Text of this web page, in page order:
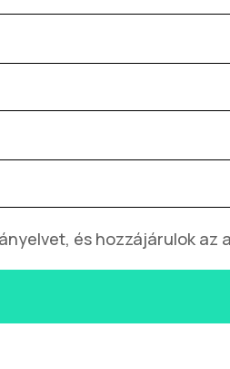
és hozzájárulok az